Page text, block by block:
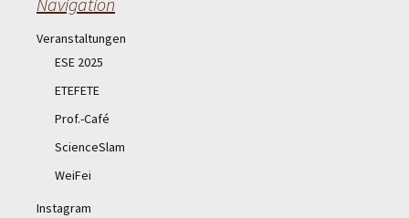
Veranstaltungen
ESE 2025
ETEFETE
Prof.-Café
ScienceSlam
WeiFei
Instagram